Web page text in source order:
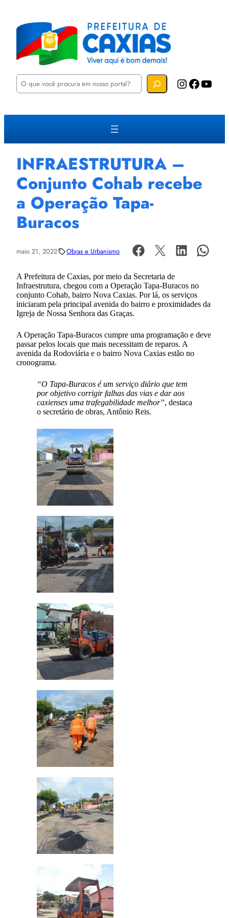
P
u
a
Instagram Facebook YouTube
INFRAESTRUTURA –
Conjunto Cohab recebe
a Operação Tapa-
Buracos
maio 21, 2022 Obras e Urbanismo
A Prefeitura de Caxias, por meio da Secretaria de
Infraestrutura, chegou com a Operação Tapa-Buracos no
conjunto Cohab, bairro Nova Caxias. Por lá, os serviços
iniciaram pela principal avenida do bairro e proximidades da
Igreja de Nossa Senhora das Graças.
A Operação Tapa-Buracos cumpre uma programação e deve
passar pelos locais que mais necessitam de reparos. A
avenida da Rodoviária e o bairro Nova Caxias estão no
cronograma.
“O Tapa-Buracos é um serviço diário que tem
por objetivo corrigir falhas das vias e dar aos
caxienses uma trafegabilidade melhor”, destaca
o secretário de obras, Antônio Reis.